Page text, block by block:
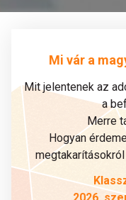
Mi vár a
Mit jelentenek az
a
Merre
Hogyan